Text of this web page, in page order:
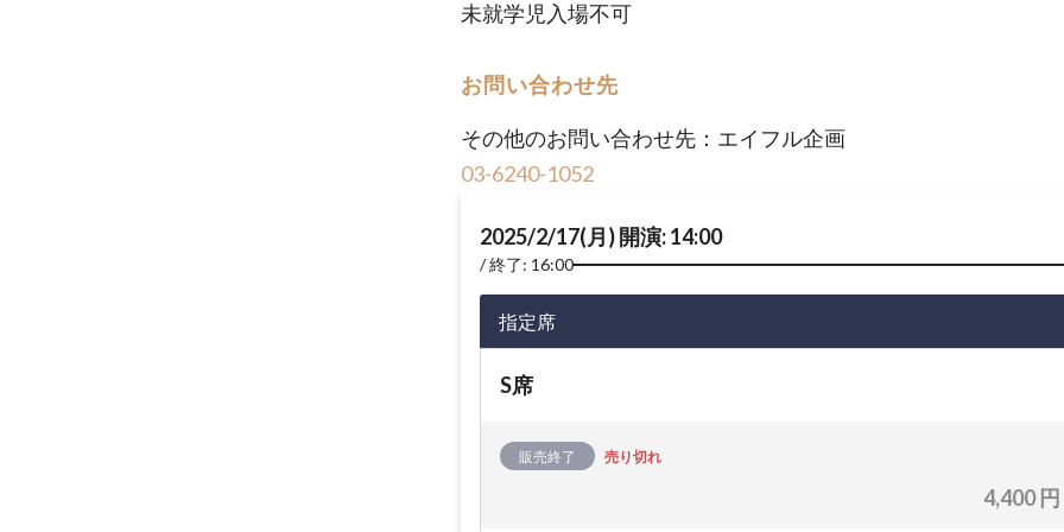
未就学児入場不可
お問い合わせ先
その他のお問い合わせ先：エイフル企画
03-6240-1052
2025/2/17(月) 開演: 14:00
終了: 16:00
指定席
S席
販売終了 売り切れ
4,400 円